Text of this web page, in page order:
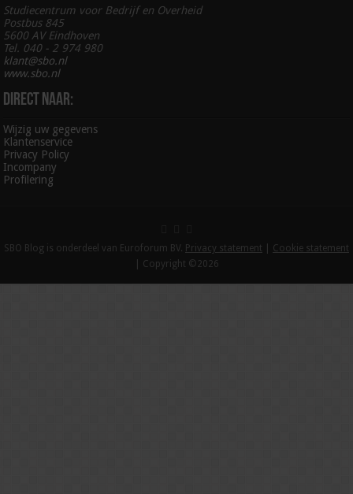
Studiecentrum voor Bedrijf en Overheid
Postbus 845
5600 AV Eindhoven
Tel. 040 - 2 974 980
klant@sbo.nl
www.sbo.nl
Direct naar:
Wijzig uw gegevens
Klantenservice
Privacy Policy
Incompany
Profilering
SBO Blog is onderdeel van Euroforum BV. Privacy statement
Cookie statement
| Copyright ©2026